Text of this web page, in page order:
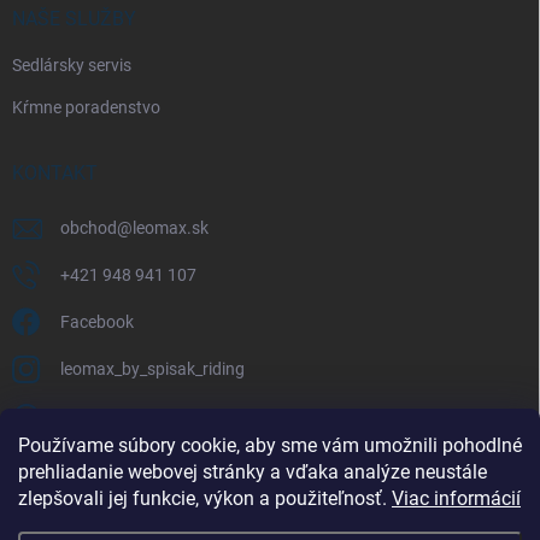
Používame súbory cookie, aby sme vám umožnili pohodlné
prehliadanie webovej stránky a vďaka analýze neustále
zlepšovali jej funkcie, výkon a použiteľnosť. Viac informácií
NAŠE SLUŽBY
Sedlársky servis
Kŕmne poradenstvo
KONTAKT
obchod@ leomax.sk
+421 948 941 107
Facebook
leomax_by_spisak_riding
FACEBOOK